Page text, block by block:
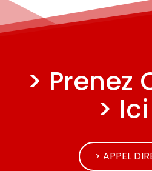
> Prenez
>
> APPEL